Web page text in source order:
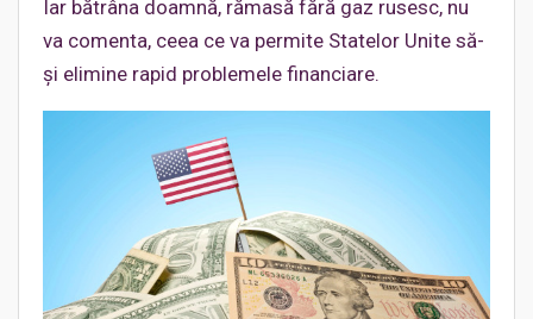
Iar bătrâna doamnă, rămasă fără gaz rusesc, nu
va comenta, ceea ce va permite Statelor Unite să-
și elimine rapid problemele financiare.